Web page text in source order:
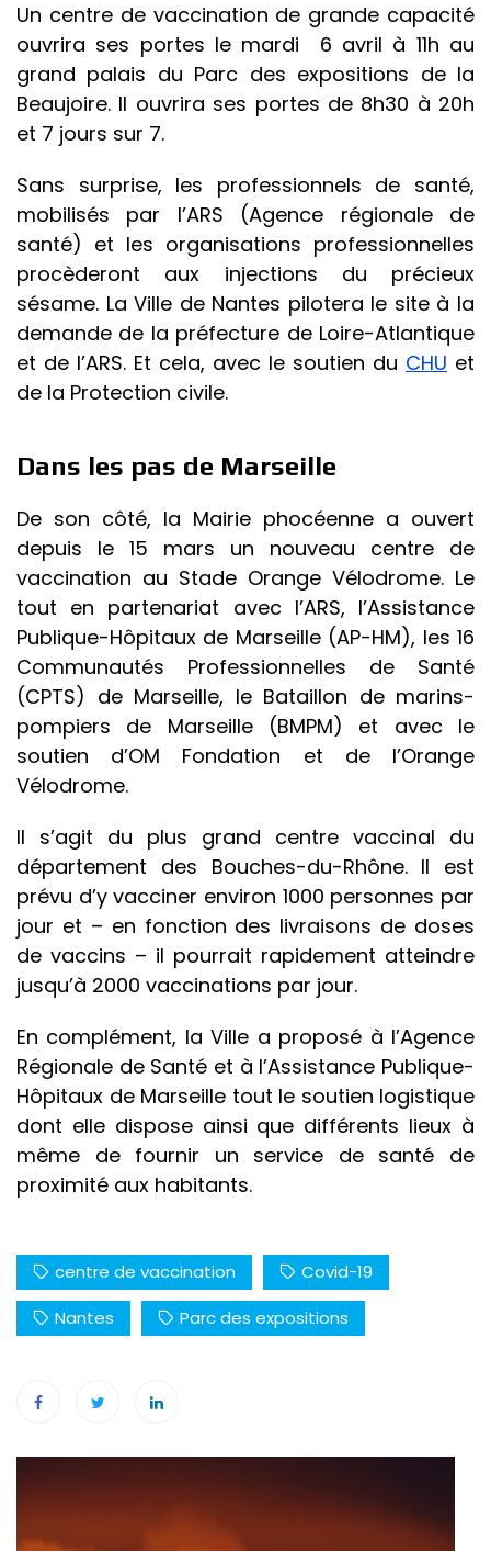
Un centre de vaccination de grande capacité
ouvrira ses portes le mardi 6 avril à 11h au
grand palais du Parc des expositions de la
Beaujoire. Il ouvrira ses portes de 8h30 à 20h
et 7 jours sur 7.
Sans surprise, les professionnels de santé,
mobilisés par l’ARS (Agence régionale de
santé) et les organisations professionnelles
procèderont aux injections du précieux
sésame. La Ville de Nantes pilotera le site à la
demande de la préfecture de Loire-Atlantique
et de l’ARS. Et cela, avec le soutien du CHU et
de la Protection civile.
Dans les pas de Marseille
De son côté, la Mairie phocéenne a ouvert
depuis le 15 mars un nouveau centre de
vaccination au Stade Orange Vélodrome. Le
tout en partenariat avec l’ARS, l’Assistance
Publique-Hôpitaux de Marseille (AP-HM), les 16
Communautés Professionnelles de Santé
(CPTS) de Marseille, le Bataillon de marins-
pompiers de Marseille (BMPM) et avec le
soutien d’OM Fondation et de l’Orange
Vélodrome.
Il s’agit du plus grand centre vaccinal du
département des Bouches-du-Rhône. Il est
prévu d’y vacciner environ 1000 personnes par
jour et – en fonction des livraisons de doses
de vaccins – il pourrait rapidement atteindre
jusqu’à 2000 vaccinations par jour.
En complément, la Ville a proposé à l’Agence
Régionale de Santé et à l’Assistance Publique-
Hôpitaux de Marseille tout le soutien logistique
dont elle dispose ainsi que différents lieux à
même de fournir un service de santé de
proximité aux habitants.
centre de vaccination
Covid-19
Nantes
Parc des expositions
Navigation
de